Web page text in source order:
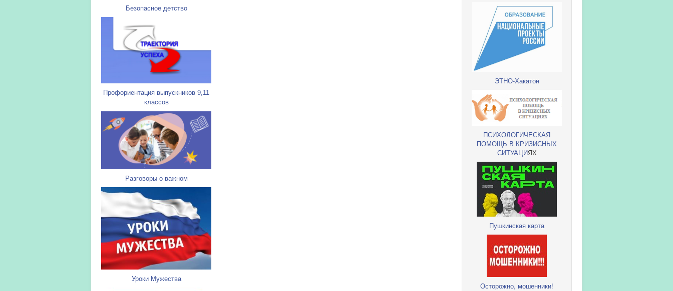
Безопасное детство
Профориентация выпускников 9,11
классов
Разговоры о важном
Уроки Мужества
ЭТНО-Хакатон
ПСИХОЛОГИЧЕСКАЯ
ПОМОЩЬ В КРИЗИСНЫХ
СИТУАЦИЯХ
Пушкинская карта
Осторожно, мошенники!